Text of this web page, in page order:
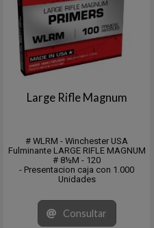
Large Rifle Magnum
# WLRM - Winchester USA
Fulminante LARGE RIFLE MAGNUM
# 8½M - 120
- Presentacion caja con 1.000
Unidades
Consultar